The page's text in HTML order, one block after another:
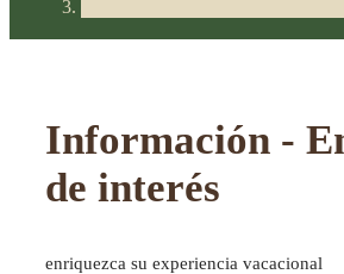
Información -
de interés
enriquezca su experiencia vacacional